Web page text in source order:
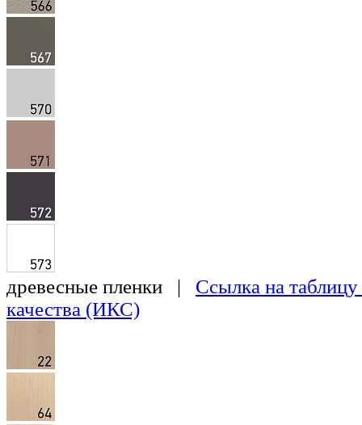
древесные пленки | Ссылка на таблицу
качества (ИКС)